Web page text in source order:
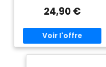
24,90 €